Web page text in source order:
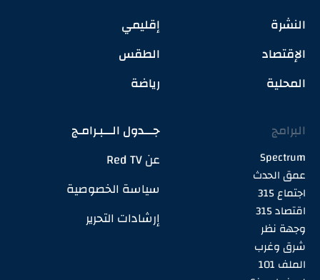
النشرة
الإقتصاد
المحلية
إقليمي
الطقس
رياضة
البرامج
Spectrum
عمق الحدث
اجتماع 315
اقتصاد 315
وجهة نظر
شرق وغرب
الملف 101
جـــدول الـــبـرامـج
عن Red TV
سياسة الخصوصية
إرشادات التحرير